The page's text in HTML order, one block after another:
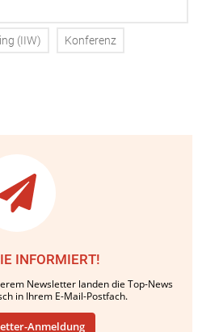
(IIW) Konferenz
INFORMIERT!
Newsletter landen die Top-News
in Ihrem E-Mail-Postfach.
Anmeldung